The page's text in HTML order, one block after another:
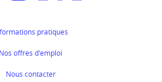
pratiques
Nos offres d'emploi
Nous contacter